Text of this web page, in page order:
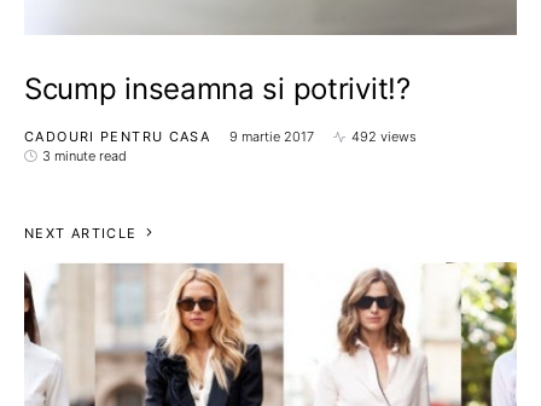
Scump inseamna si potrivit!?
CADOURI PENTRU CASA 9 martie 2017
492 views
3 minute read
NEXT ARTICLE